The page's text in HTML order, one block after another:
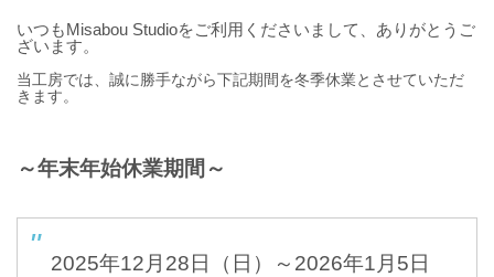
いつもMisabou Studioをご利用くださいまして、ありがとうご
ざいます。
当工房では、誠に勝手ながら下記期間を冬季休業とさせていただ
きます。
～年末年始休業期間～
2025年12月28日（日）～2026年1月5日